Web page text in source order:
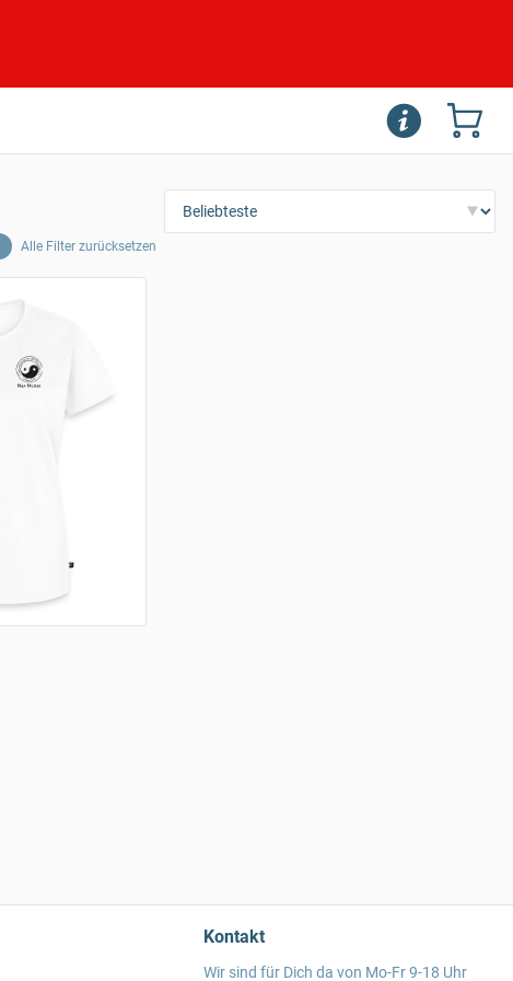
Alle Filter zurücksetzen
Kontakt
Wir sind für Dich da von Mo-Fr 9-18 Uhr